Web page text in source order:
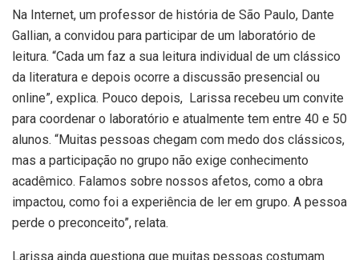
Na Internet, um professor de história de São Paulo, Dante
Gallian, a convidou para participar de um laboratório de
leitura. “Cada um faz a sua leitura individual de um clássico
da literatura e depois ocorre a discussão presencial ou
online”, explica. Pouco depois, Larissa recebeu um convite
para coordenar o laboratório e atualmente tem entre 40 e 50
alunos. “Muitas pessoas chegam com medo dos clássicos,
mas a participação no grupo não exige conhecimento
acadêmico. Falamos sobre nossos afetos, como a obra
impactou, como foi a experiência de ler em grupo. A pessoa
perde o preconceito”, relata.
Larissa ainda questiona que muitas pessoas costumam